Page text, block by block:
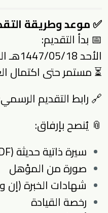
✅ موعد وطريقة
📅 بدأ التقديم:
الأحد 1447/05/18هـ الموافق 2025/11/09م
⏳ مستمر حتى اكتمال
🔗 رابط التقديم
📎 يُنصح بإرفاق:
سيرة ذاتية حديثة (PDF)
صورة من المؤهل
شهادات الخبرة (إن
رخصة القيادة